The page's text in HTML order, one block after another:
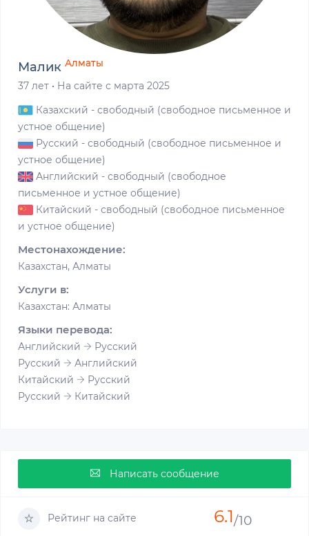
Малик Алматы
37 лет · На сайте с марта 2025
Казахский - свободный (свободное письменное и
устное общение)
Русский - свободный (свободное письменное и
устное общение)
Английский - свободный (свободное
письменное и устное общение)
Китайский - свободный (свободное письменное
и устное общение)
Местонахождение:
Казахстан, Алматы
Услуги в:
Казахстан: Алматы
Языки перевода:
Английский
Русский
Русский
Английский
Китайский
Русский
Русский
Китайский
Написать сообщение
Рейтинг на сайте 6.1/10